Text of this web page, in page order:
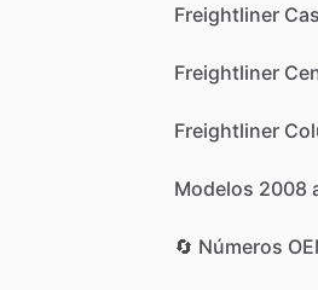
Freightliner
Freightliner
Freightliner
Modelos 2008
🔄 Números